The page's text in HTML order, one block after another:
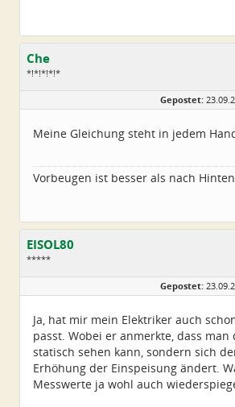
Che
*!*!*!*!*
Alter:
72
Dabei seit:
06 / 2014
Gepostet:
Meine Gleichung steht in jedem
Vorbeugen ist besser als nach
EISOL80
*****
Geschlecht:
Alter:
45
Dabei seit:
07 / 2022
Gepostet:
Ja, hat mir mein Elektriker auch
passt. Wobei er anmerkte, dass man
statisch sehen kann, sondern sich
Erhöhung der Einspeisung ändert.
Messwerte ja wohl auch